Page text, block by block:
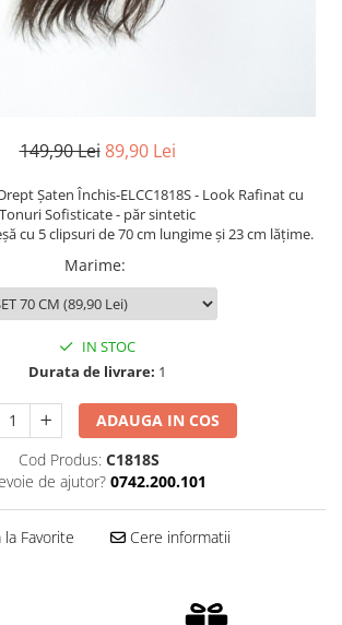
149,90 Lei 89,90 Lei
Șaten Închis-ELCC1818S - Look Rafinat cu
Tonuri Sofisticate - păr sintetic
cu 5 clipsuri de 70 cm lungime și 23 cm lățime.
Marime:
IN STOC
Durata de livrare: 1
ADAUGA IN COS
Cod Produs: C1818S
de ajutor? 0742.200.101
Favorite Cere informatii